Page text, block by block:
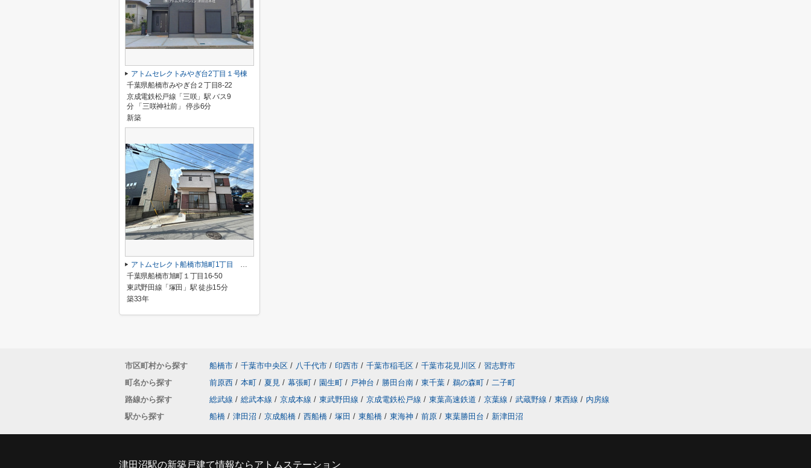
アトムセレクトみやぎ台2丁目１号棟
千葉県船橋市みやぎ台２丁目8-22
京成電鉄松戸線「三咲」駅 バス9
分 「三咲神社前」 停歩6分
新築
アトムセレクト船橋市旭町1丁目 中古戸建て
千葉県船橋市旭町１丁目16-50
東武野田線「塚田」駅 徒歩15分
築33年
市区町村から探す 船橋市 / 千葉市中央区 / 八千代市 / 印西市 / 千葉市稲毛区 / 千葉市花見川区 / 習志野市
町名から探す
前原西 / 本町 / 夏見 / 幕張町 / 園生町 / 戸神台 / 勝田台南 / 東千葉 / 鵜の森町 / 二子町
路線から探す
総武線 / 総武本線 / 京成本線 / 東武野田線 / 京成電鉄松戸線 / 東葉高速鉄道 / 京葉線 / 武蔵野線 / 東西線 / 内房線
駅から探す
船橋 / 津田沼 / 京成船橋 / 西船橋 / 塚田 / 東船橋 / 東海神 / 前原 / 東葉勝田台 / 新津田沼
津田沼駅の新築戸建て情報ならアトムステーション